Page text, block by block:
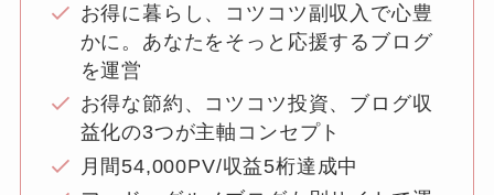
お得に暮らし、コツコツ副収入で心豊
かに。あなたをそっと応援するブログ
を運営
お得な節約、コツコツ投資、ブログ収
益化の3つが主軸コンセプト
月間54,000PV/収益5桁達成中